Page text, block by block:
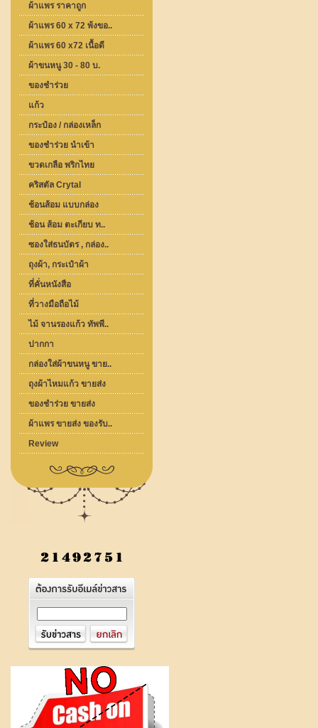
ผ้าแพร ราคาถูก
ผ้าแพร 60 x 72 พ้งขอ..
ผ้าแพร 60 x72 เนื้อดี
ผ้าขนหนู 30 - 80 บ.
ของชำร่วย
แก้ว
กระป๋อง / กล่องเหล็ก
ของชำร่วย นำเข้า
ขวดเกลือ พริกไทย
คริสตัล Crytal
ช้อนส้อม แบบกล่อง
ช้อน ส้อม ตะเกียบ ท..
ซองใส่ธนบัตร , กล่อง..
ถุงผ้า, กระเป๋าผ้า
ที่คั่นหนังสือ
ที่วางมือถือไม้
ไม้ จานรองแก้ว ทัพพี..
ปากกา
กล่องใส่ผ้าขนหนู ขาย..
ถุงผ้าไหมแก้ว ขายส่ง
ของชำร่วย ขายส่ง
ผ้าแพร ขายส่ง ของรับ..
Review